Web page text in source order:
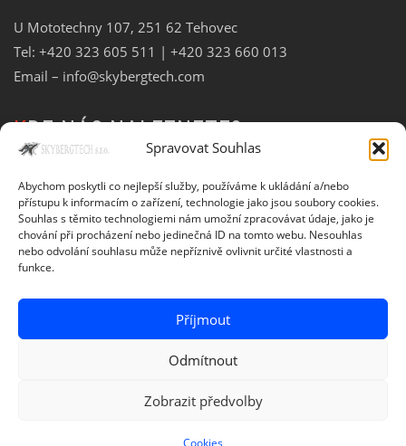
Spravovat Souhlas
Abychom poskytli co nejlepší služby, používáme k ukládání a/nebo
přístupu k informacím o zařízení, technologie jako jsou soubory cookies.
Souhlas s těmito technologiemi nám umožní zpracovávat údaje, jako je
chování při procházení nebo jedinečná ID na tomto webu. Nesouhlas
nebo odvolání souhlasu může nepříznivě ovlivnit určité vlastnosti a
funkce.
Příjmout
Odmítnout
Zobrazit předvolby
Cookies
U Mototechny 107, 251 62 Tehovec
Tel: +420 323 605 511 | +420 323 660 013
Email – info@skybergtech.com
KDE NÁS NALEZNETE?